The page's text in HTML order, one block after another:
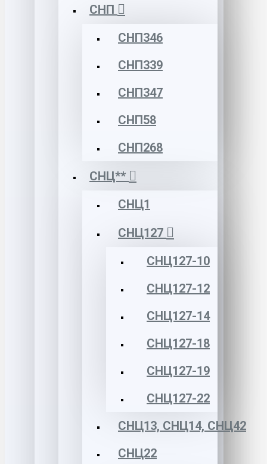
СНП
СНП346
СНП339
СНП347
СНП58
СНП268
СНЦ**
СНЦ1
СНЦ127
СНЦ127-10
СНЦ127-12
СНЦ127-14
СНЦ127-18
СНЦ127-19
СНЦ127-22
СНЦ13, СНЦ14, СНЦ42
СНЦ22